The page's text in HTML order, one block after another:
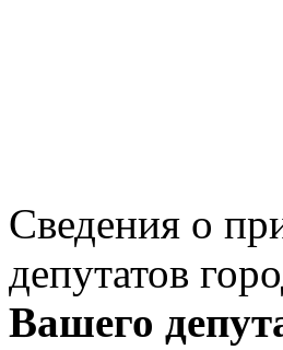
Сведения о
депутатов
Вашего